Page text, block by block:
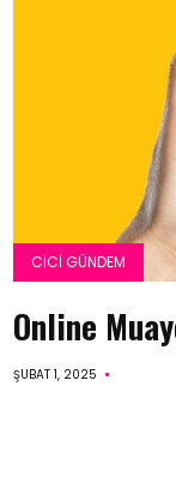
CICI GÜNDEM
Online
ŞUBAT 1, 2025